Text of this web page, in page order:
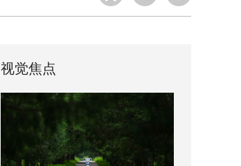
视觉焦点